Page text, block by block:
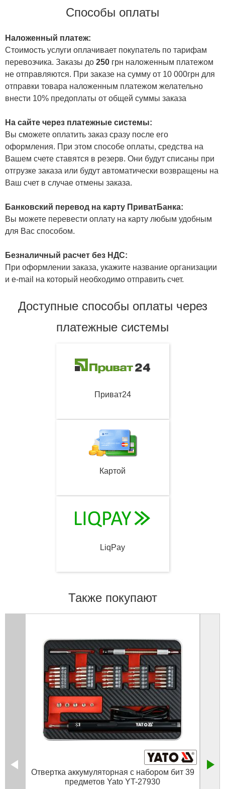
Способы оплаты
Наложенный платеж:
Стоимость услуги оплачивает покупатель по тарифам
перевозчика. Заказы до 250 грн наложенным платежом
не отправляются. При заказе на сумму от 10 000грн для
отправки товара наложенным платежом желательно
внести 10% предоплаты от общей суммы заказа
На сайте через платежные системы:
Вы сможете оплатить заказ сразу после его
оформления. При этом способе оплаты, средства на
Вашем счете ставятся в резерв. Они будут списаны при
отгрузке заказа или будут автоматически возвращены на
Ваш счет в случае отмены заказа.
Банковский перевод на карту ПриватБанка:
Вы можете перевести оплату на карту любым удобным
для Вас способом.
Безналичный расчет без НДС:
При оформлении заказа, укажите название организации
и e-mail на который необходимо отправить счет.
Доступные способы оплаты через
платежные системы
Приват24
Картой
LiqPay
Также покупают
Отвертка аккумуляторная с набором бит 39
предметов Yato YT-27930